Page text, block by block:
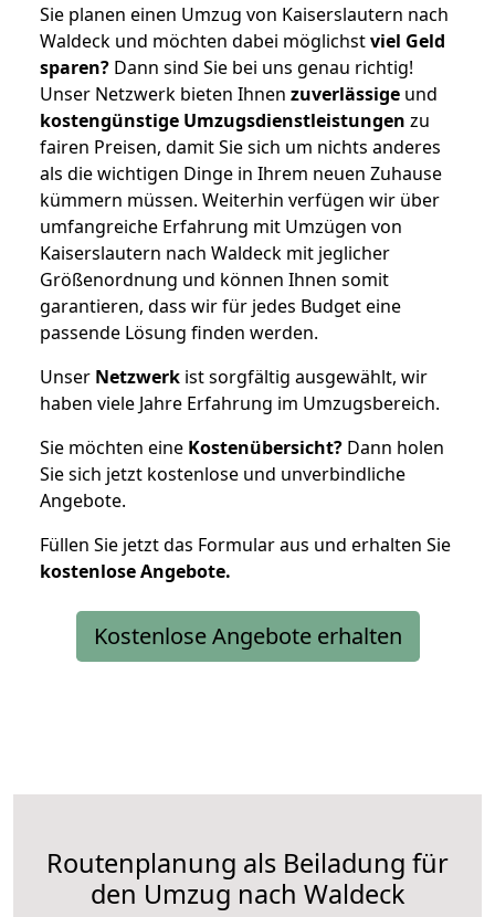
Sie planen einen Umzug von Kaiserslautern nach
Waldeck und möchten dabei möglichstviel Geld
sparen? Dann sind Sie bei uns genau richtig!
Unser Netzwerk bieten Ihnen zuverlässige und
kostengünstige Umzugsdienstleistungen zu
fairen Preisen, damit Sie sich um nichts anderes
als die wichtigen Dinge in Ihrem neuen Zuhause
kümmern müssen. Weiterhin verfügen wir über
umfangreiche Erfahrung mit Umzügen von
Kaiserslautern nach Waldeck mit jeglicher
Größenordnung und können Ihnen somit
garantieren, dass wir für jedes Budget eine
passende Lösung finden werden.
Unser Netzwerk ist sorgfältig ausgewählt, wir
haben viele Jahre Erfahrung im Umzugsbereich.
Sie möchten eine Kostenübersicht? Dann holen
Sie sich jetzt kostenlose und unverbindliche
Angebote.
Füllen Sie jetzt das Formular aus und erhalten Sie
kostenloseAngebote.
Kostenlose Angebote erhalten
Routenplanung als Beiladung für
den Umzug nach Waldeck